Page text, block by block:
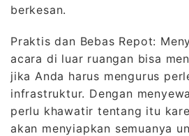
berkesan.
Praktis dan Bebas Repot:
acara di luar ruangan bisa
jika Anda harus mengurus
infrastruktur. Dengan
perlu khawatir tentang itu
akan menyiapkan semuanya